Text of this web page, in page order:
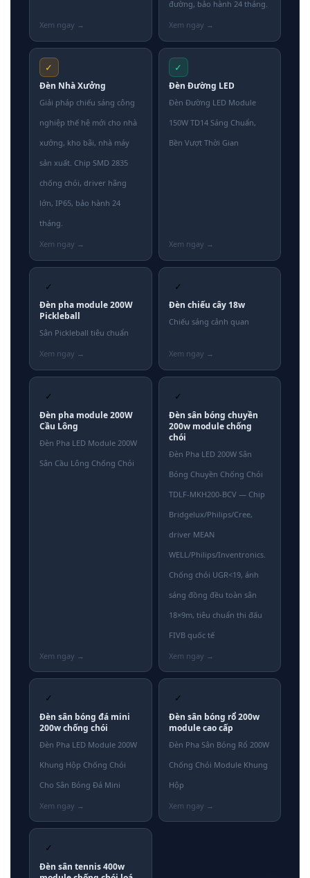
đường, bảo hành 24 tháng.
✓
Đèn Nhà Xưởng
Giải pháp chiếu sáng công
nghiệp thế hệ mới cho nhà
xưởng, kho bãi, nhà máy
sản xuất. Chip SMD 2835
chống chói, driver hãng
lớn, IP65, bảo hành 24
tháng.
✓
Đèn Đường LED
Đèn Đường LED Module
150W TD14 Sáng Chuẩn,
Bền Vượt Thời Gian
✓
Đèn pha module 200W
Pickleball
Sân Pickleball tiêu chuẩn
✓
Đèn chiếu cây 18w
Chiếu sáng cảnh quan
✓
Đèn pha module 200W
Cầu Lông
Đèn Pha LED Module 200W
Sân Cầu Lông Chống Chói
✓
Đèn sân bóng chuyền
200w module chống
chói
Đèn Pha LED 200W Sân
Bóng Chuyền Chống Chói
TDLF-MKH200-BCV — Chip
Bridgelux/Philips/Cree,
driver MEAN
WELL/Philips/Inventronics.
Chống chói UGR<19, ánh
sáng đồng đều toàn sân
18×9m, tiêu chuẩn thi đấu
FIVB quốc tế
✓
Đèn sân bóng đá mini
200w chống chói
Đèn Pha LED Module 200W
Khung Hộp Chống Chói
Cho Sân Bóng Đá Mini
✓
Đèn sân bóng rổ 200w
module cao cấp
Đèn Pha Sân Bóng Rổ 200W
Chống Chói Module Khung
Hộp
✓
Đèn sân tennis 400w